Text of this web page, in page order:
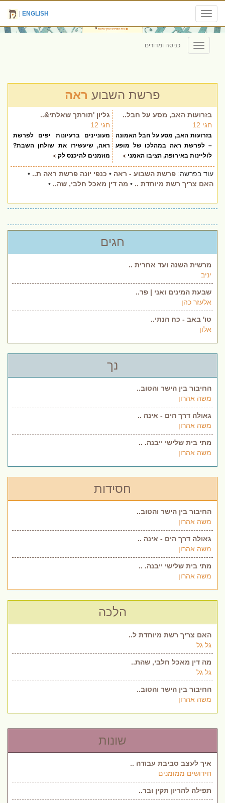
Toggle
navigation
ENGLISH
Toggle
navigation
כניסה ומדורים
פרשת השבוע ראה
בזרועות האב, מסע על חבל..
חגי 12
בזרועות האב, מסע על חבל האמונה
– לפרשת ראה במהלכו של מופע
לוליינות באירופה, הציבו האמני
גליון 'תורתך שאלתי&..
חגי 12
מעוניינים ברעיונות יפים לפרשת
ראה, שיעשירו את שולחן השבת?
מוזמנים להיכנס לק
עוד בפרשה: פרשת השבוע - ראה • כנפי יונה פרשת ראה ת.. •
האם צריך רשת מיוחדת .. • מה דין מאכל חלבי, שה.. •
חגים
מרשית השנה ועד אחרית ..
יניב
שבעת המינים ואני | פר..
אלעזר כהן
טו' באב - כח הנתי..
אלון
נך
החיבור בין הישר והטוב..
משה אהרון
גאולה דרך הים - אינה ..
משה אהרון
מתי בית שלישי ייבנה. ..
משה אהרון
חסידות
החיבור בין הישר והטוב..
משה אהרון
גאולה דרך הים - אינה ..
משה אהרון
מתי בית שלישי ייבנה. ..
משה אהרון
הלכה
האם צריך רשת מיוחדת ל..
גל גל
מה דין מאכל חלבי, שהת..
גל גל
החיבור בין הישר והטוב..
משה אהרון
שונות
איך לעצב סביבת עבודה ..
חידושים ממומנים
תפילה להריון תקין ובר..